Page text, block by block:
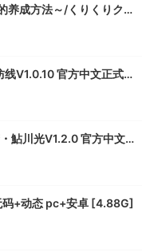
V1.0.10 官方中文正式步
鮎川光V1.2.0 官方中文版
码+动态 pc+安卓 [4.88G]